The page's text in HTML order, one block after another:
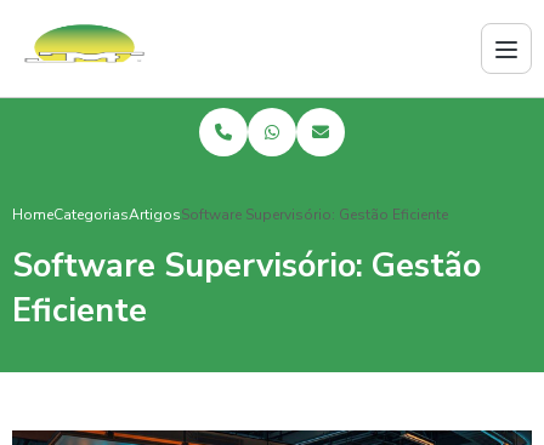
HomeCategoriasArtigosSoftware Supervisório: Gestão Eficiente
Software Supervisório: Gestão
Eficiente